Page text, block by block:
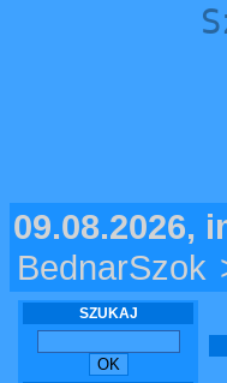
09.08.2026,
BednarSzok
SZUKAJ